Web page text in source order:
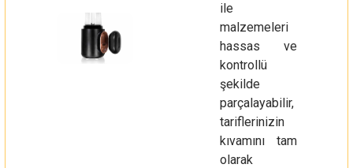
ile
malzemeleri
hassas ve
kontrollü
şekilde
parçalayabilir,
tariflerinizin
kıvamını tam
olarak